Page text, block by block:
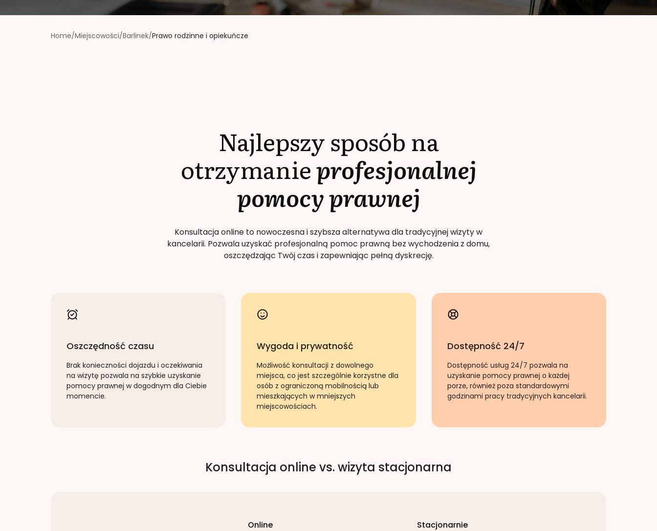
Home/Miejscowości/Barlinek/Prawo rodzinne i opiekuńcze
Najlepszy sposób na
otrzymanieprofesjonalnej
pomocy prawnej
Konsultacja online to nowoczesna i szybsza alternatywa dla tradycyjnej wizyty w
kancelarii. Pozwala uzyskać profesjonalną pomoc prawną bez wychodzenia z domu,
oszczędzając Twój czas i zapewniając pełną dyskrecję.
Oszczędność czasu
Brak konieczności dojazdu i oczekiwania
na wizytę pozwala na szybkie uzyskanie
pomocy prawnej w dogodnym dla Ciebie
momencie.
Wygoda i prywatność
Możliwość konsultacji z dowolnego
miejsca, co jest szczególnie korzystne dla
osób z ograniczoną mobilnością lub
mieszkających w mniejszych
miejscowościach.
Dostępność 24/7
Dostępność usług 24/7 pozwala na
uzyskanie pomocy prawnej o każdej
porze, również poza standardowymi
godzinami pracy tradycyjnych kancelarii.
Konsultacja online vs. wizyta stacjonarna
Online Stacjonarnie